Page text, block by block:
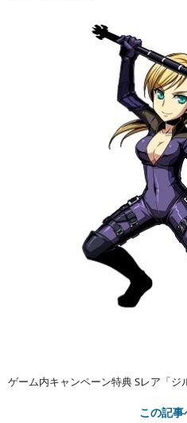
ゲーム内キャンペーン特典 Sレア「ジ
この記事